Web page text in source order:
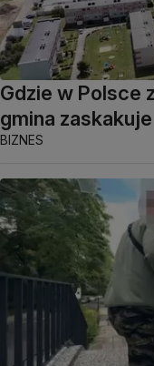
Gdzie w Polsce
gmina zaskakuje
BIZNES